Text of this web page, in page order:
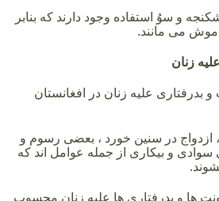
و سوُ استفاده وجود دارند که بنابر
می مانند.
زنان
علیه زنان در افغانستان
ازدواج در سنین خورد ، بعضی رسوم و
سوادی و بیکاری از جمله عوامل اند که
ها و بدرفتاری ها علیه زنان محسوب